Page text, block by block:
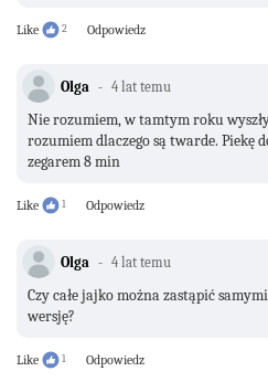
Like 2 Odpowiedz
Olga 4 lat temu
Nie rozumiem, w tamtym roku
rozumiem dlaczego są twarde. Piekę
zegarem 8 min
Like 1 Odpowiedz
Olga 4 lat temu
Czy całe jajko można zastąpić
wersję?
Like 1 Odpowiedz